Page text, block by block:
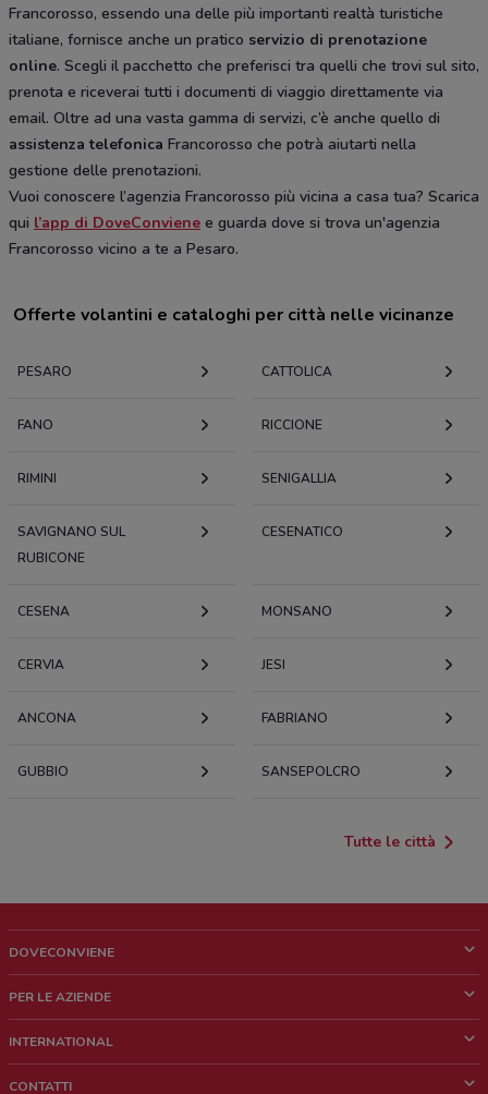
Francorosso, essendo una delle più importanti realtà turistiche
italiane, fornisce anche un pratico servizio di prenotazione
online. Scegli il pacchetto che preferisci tra quelli che trovi sul sito,
prenota e riceverai tutti i documenti di viaggio direttamente via
email. Oltre ad una vasta gamma di servizi, c’è anche quello di
assistenza telefonica Francorosso che potrà aiutarti nella
gestione delle prenotazioni.
Vuoi conoscere l’agenzia Francorosso più vicina a casa tua? Scarica
qui l’app di DoveConviene e guarda dove si trova un'agenzia
Francorosso vicino a te a Pesaro.
Offerte volantini e cataloghi per città nelle vicinanze
PESARO CATTOLICA
FANO RICCIONE
RIMINI SENIGALLIA
SAVIGNANO SUL
RUBICONE
CESENATICO
CESENA MONSANO
CERVIA JESI
ANCONA FABRIANO
GUBBIO SANSEPOLCRO
Tutte le città
DOVECONVIENE
Chi siamo
PER LE AZIENDE
Richieste commerciali e marketing
INTERNATIONAL
CONTATTI